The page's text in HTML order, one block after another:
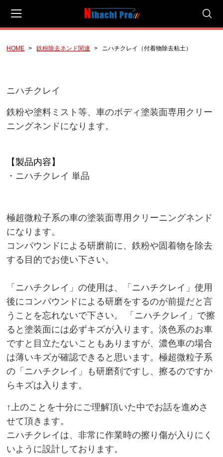
☆今月のおすすめ☆
NIHACHI PRO COATING SET
CATEGORY
IMAKIRE ナノ金
ナノシルバーコーティングNSF
【№999e“F”】ナノカーボン超耐久コーティング
【№320“F”】ナノカーボンコーティング犠牲被膜復元コ
ーティング剤 特許取得済み
【№5000“F”】ナノダイヤモンド硬化被膜コーティング
【Beauty“F”】ナノシルバーコーティング １年コーティ
ング 特許取得済み
【 PG1-7MAX“F”】 高濃度艶撥水重視 １年コーティング
HOME 鉄粉除去ネンド関連 ニハチクレイ（付着物除去粘土）
ニハチクレイ
鉄粉や塗料ミスト等、車のボディ塗装面専用クリー
ニングネンドになります。
【 製品内容 】
・ニハチクレイ 単品
極超微粒子系の車の塗装面専用クリーニングネンド
になります。
コンパウンドによる研磨前に、鉄粉や固着物を除去
する目的でお使い下さい。
「ニハチクレイ」の使用は、「ニハチクレイ」使用
後にコンパウンドによる研磨をするのが前提だと言
うことを忘れないで下さい。 「ニハチクレイ」で擦
ると塗装面には必ずキズが入ります。淡色系のお車
ですと目立たないこともありますが、濃色車の場合
は薄いキズが確認できると思います。極超微粒子系
の「ニハチクレイ」も研磨剤ですし、擦るのですか
らキズは入ります。
↑上のことを十分にご理解頂いた中でお話を進めさ
せて頂きます。
ニハチクレイは、非常に作業時の擦り傷が入りにく
いように設計しております。